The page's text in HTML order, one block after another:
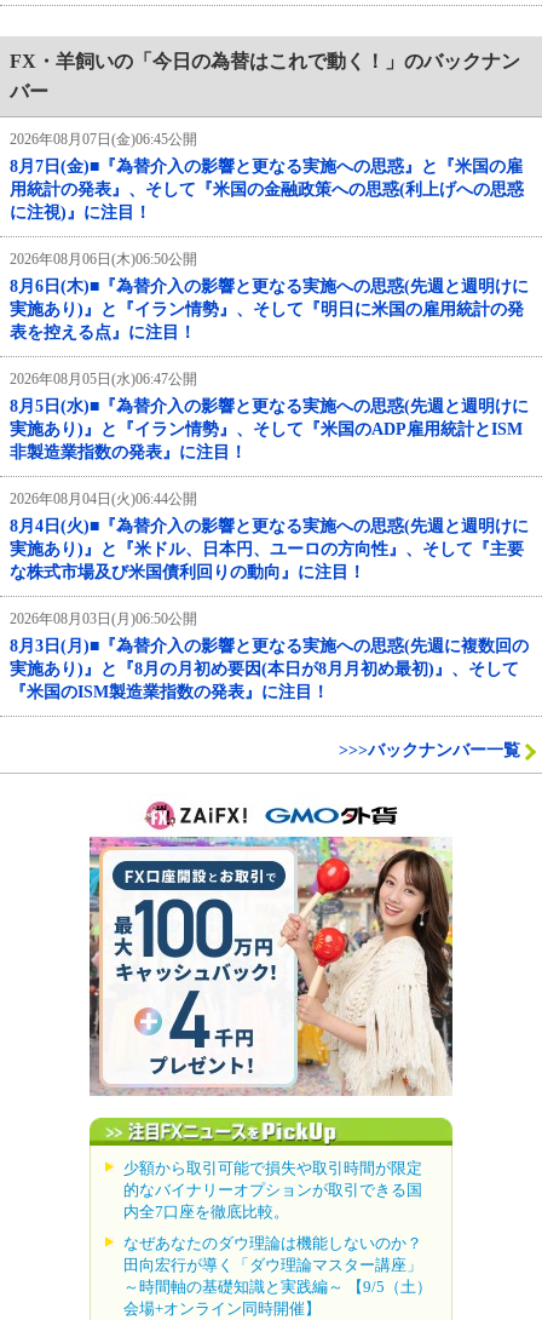
FX・羊飼いの「今日の為替はこれで動く！」のバックナン
バー
2026年08月07日(金)06:45公開
8月7日(金)■『為替介入の影響と更なる実施への思惑』と『米国の雇
用統計の発表』、そして『米国の金融政策への思惑(利上げへの思惑
に注視)』に注目！
2026年08月06日(木)06:50公開
8月6日(木)■『為替介入の影響と更なる実施への思惑(先週と週明けに
実施あり)』と『イラン情勢』、そして『明日に米国の雇用統計の発
表を控える点』に注目！
2026年08月05日(水)06:47公開
8月5日(水)■『為替介入の影響と更なる実施への思惑(先週と週明けに
実施あり)』と『イラン情勢』、そして『米国のADP雇用統計とISM
非製造業指数の発表』に注目！
2026年08月04日(火)06:44公開
8月4日(火)■『為替介入の影響と更なる実施への思惑(先週と週明けに
実施あり)』と『米ドル、日本円、ユーロの方向性』、そして『主要
な株式市場及び米国債利回りの動向』に注目！
2026年08月03日(月)06:50公開
8月3日(月)■『為替介入の影響と更なる実施への思惑(先週に複数回の
実施あり)』と『8月の月初め要因(本日が8月月初め最初)』、そして
『米国のISM製造業指数の発表』に注目！
>>>バックナンバー一覧
少額から取引可能で損失や取引時間が限定
的なバイナリーオプションが取引できる国
内全7口座を徹底比較。
なぜあなたのダウ理論は機能しないのか？
田向宏行が導く「ダウ理論マスター講座」
～時間軸の基礎知識と実践編～ 【9/5（土）
会場+オンライン同時開催】